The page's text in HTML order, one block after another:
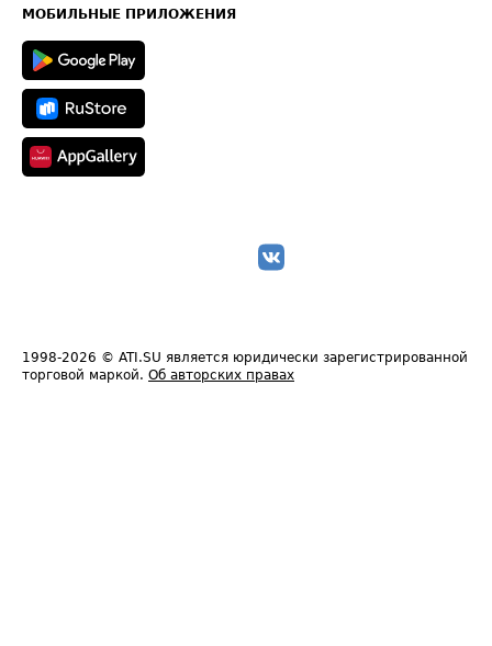
Техническая информация
МОБИЛЬНЫЕ ПРИЛОЖЕНИЯ
1998-2026 © ATI.SU является юридически зарегистрированной
торговой маркой. Об авторских правах